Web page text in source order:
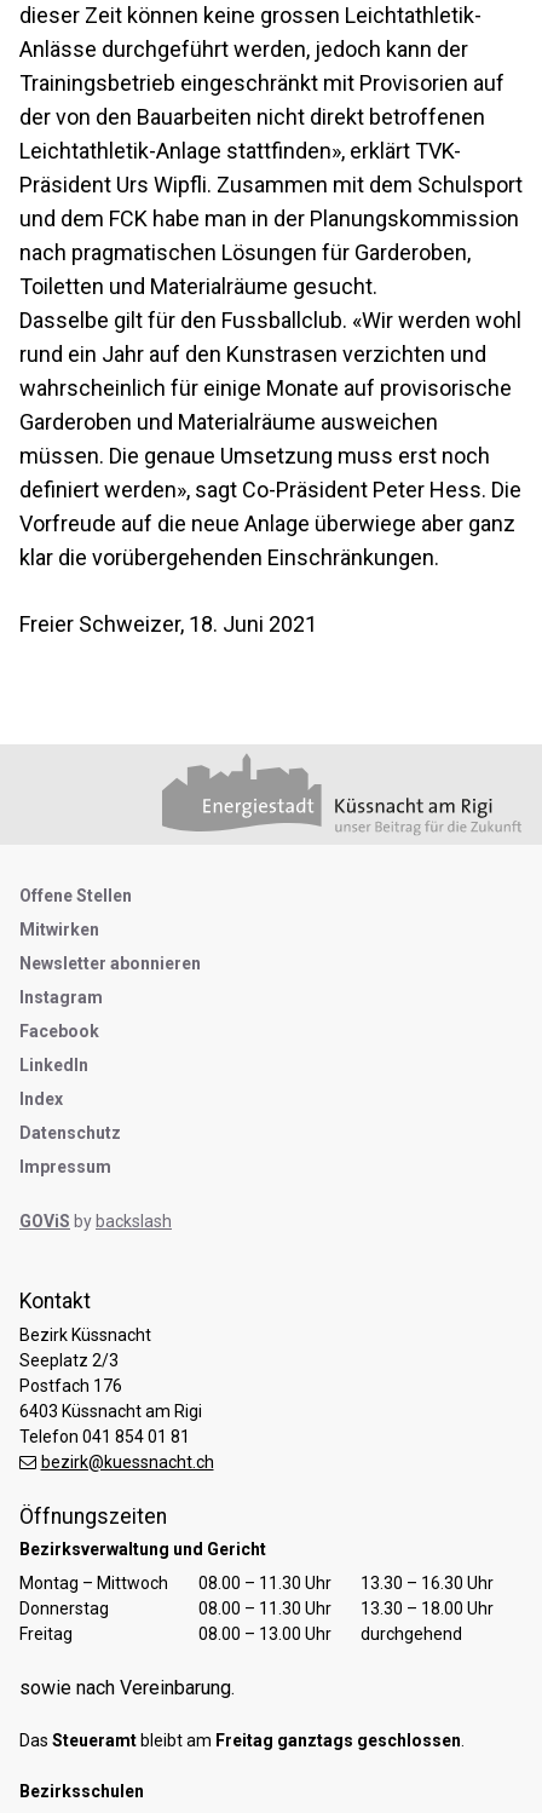
dieser Zeit können keine grossen Leichtathletik-
Anlässe durchgeführt werden, jedoch kann der
Trainingsbetrieb eingeschränkt mit Provisorien auf
der von den Bauarbeiten nicht direkt betroffenen
Leichtathletik-Anlage stattfinden», erklärt TVK-
Präsident Urs Wipfli. Zusammen mit dem Schulsport
und dem FCK habe man in der Planungskommission
nach pragmatischen Lösungen für Garderoben,
Toiletten und Materialräume gesucht.
Dasselbe gilt für den Fussballclub. «Wir werden wohl
rund ein Jahr auf den Kunstrasen verzichten und
wahrscheinlich für einige Monate auf provisorische
Garderoben und Materialräume ausweichen
müssen. Die genaue Umsetzung muss erst noch
definiert werden», sagt Co-Präsident Peter Hess. Die
Vorfreude auf die neue Anlage überwiege aber ganz
klar die vorübergehenden Einschränkungen.
Freier Schweizer, 18. Juni 2021
Kontakt
Bezirk Küssnacht
Seeplatz 2/3
Postfach 176
6403 Küssnacht am Rigi
Telefon 041 854 01 81
bezirk@kuessnacht.ch
Öffnungszeiten
Bezirksverwaltung und Gericht
TagÖffnungszeiten Vormittag Öffnungszeiten Nachmittag
Montag – Mittwoch 08.00 – 11.30 Uhr
13.30 – 16.30 Uhr
Donnerstag
08.00 – 11.30 Uhr
13.30 – 18.00 Uhr
Freitag
08.00 – 13.00 Uhr durchgehend
sowie nach Vereinbarung.
Das Steueramt bleibt am Freitag ganztags geschlossen
Bezirksschulen
Metanavigation
Offene Stellen
Mitwirken
Newsletter abonnieren
Instagram
Facebook
LinkedIn
Index
Datenschutz
Impressum
GOViS by backslash